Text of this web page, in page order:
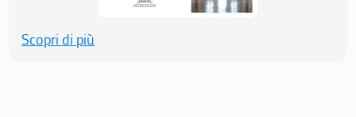
Scopri di più